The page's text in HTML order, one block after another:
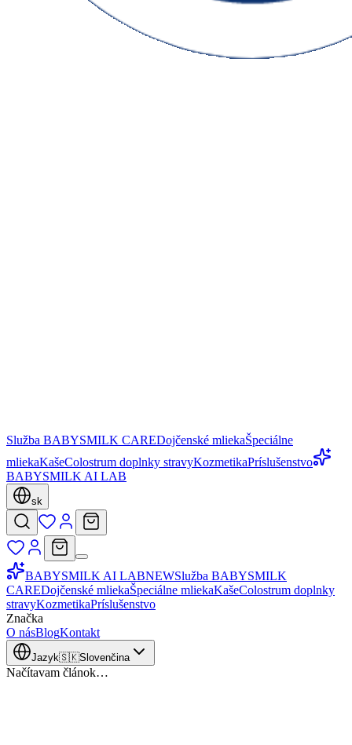
Služba BABYSMILK CAREDojčenské mliekaŠpeciálne
mliekaKašeColostrum doplnky stravyKozmetikaPríslušenstvo
BABYSMILK AI LAB
sk
BABYSMILK AI LABNEWSlužba BABYSMILK
CAREDojčenské mliekaŠpeciálne mliekaKašeColostrum doplnky
stravyKozmetikaPríslušenstvo
Značka
O násBlogKontakt
Jazyk🇸🇰Slovenčina
Načítavam článok…